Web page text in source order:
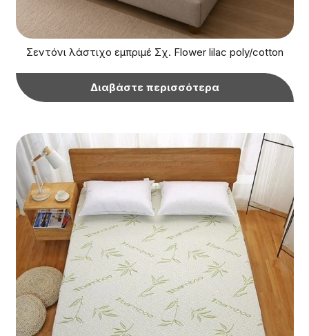
Σεντόνι λάστιχο εμπριμέ Σχ. Flower lilac poly/cotton
Διαβάστε περισσότερα